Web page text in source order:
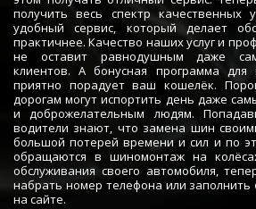
получить весь спектр качественных
удобный сервис, который делает
практичнее. Качество наших услуг и
не оставит равнодушным даже
клиентов. А бонусная программа для
приятно порадует ваш кошелёк.
дорогам могут испортить день даже
и доброжелательным людям.
водители знают, что замена шин
большой потерей времени и сил и по
обращаются в шиномонтаж на
обслуживания своего автомобиля,
набрать номер телефона или заполнить
на сайте.